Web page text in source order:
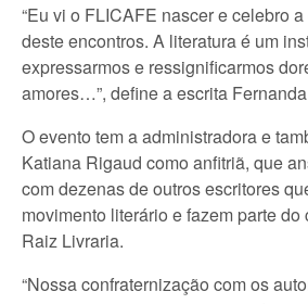
“Eu vi o FLICAFE nascer e celebro
deste encontros. A literatura é um
expressarmos e ressignificarmos
amores…”, define a escrita
O evento tem a administradora e
Katiana Rigaud como anfitriã, que
com dezenas de outros escritores
movimento literário e fazem parte do
Raiz Livraria.
“Nossa confraternização com os